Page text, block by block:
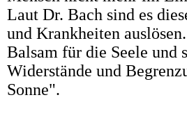
Laut Dr. Bach sind es
und Krankheiten
Balsam für die Seele und
Widerstände und
Sonne".